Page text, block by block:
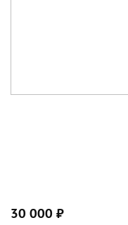
30 000 ₽